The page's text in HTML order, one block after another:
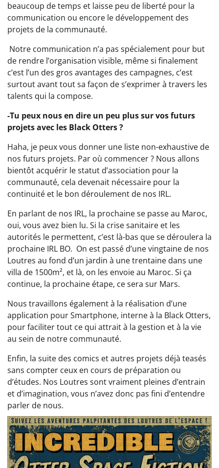
beaucoup de temps et laisse peu de liberté pour la
communication ou encore le développement des
projets de la communauté.
Notre communication n’a pas spécialement pour but
de rendre l’organisation visible, même si finalement
c’est l’un des gros avantages des campagnes, c’est
surtout avant tout sa façon de s’exprimer à travers les
talents qui la compose.
-Tu peux nous en dire un peu plus sur vos futurs
projets avec les Black Otters ?
Haha, je peux vous donner une liste non-exhaustive de
nos futurs projets. Par où commencer ? Nous allons
bientôt acquérir le statut d’association pour la
communauté, cela devenait nécessaire pour la
continuité et le bon déroulement de nos IRL.
En parlant de nos IRL, la prochaine se passe au Maroc,
oui, vous avez bien lu. Si la crise sanitaire et les
autorités le permettent, c’est là-bas que se déroulera la
prochaine IRL BO. On est passé d’une vingtaine de nos
Loutres au fond d’un jardin à une trentaine dans une
villa de 1500m², et là, on les envoie au Maroc. Si ça
continue, la prochaine étape, ce sera sur Mars.
Nous travaillons également à la réalisation d’une
application pour Smartphone, interne à la Black Otters,
pour faciliter tout ce qui attrait à la gestion et à la vie
au sein de notre communauté.
Enfin, la suite des comics et autres projets déjà teasés
sans compter ceux en cours de préparation ou
d’études. Nos Loutres sont vraiment pleines d’entrain
et d’imagination, vous n’avez donc pas fini d’entendre
parler de nous.